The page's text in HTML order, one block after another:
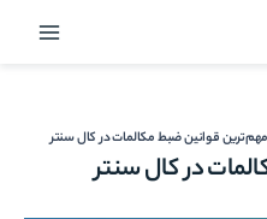
Main
مهم‌ترین قوانین ضبط مکالمات در کال‌ سنتر
در کال‌ سنتر